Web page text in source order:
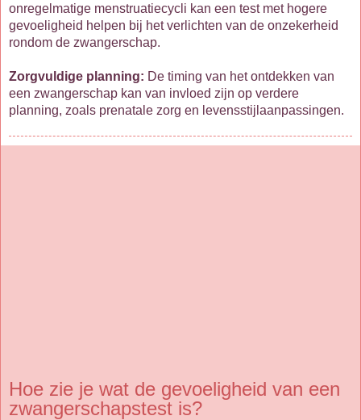
onregelmatige menstruatiecycli kan een test met hogere
gevoeligheid helpen bij het verlichten van de onzekerheid
rondom de zwangerschap.
Zorgvuldige planning: De timing van het ontdekken van
een zwangerschap kan van invloed zijn op verdere
planning, zoals prenatale zorg en levensstijlaanpassingen.
Hoe zie je wat de gevoeligheid van een
zwangerschapstest is?